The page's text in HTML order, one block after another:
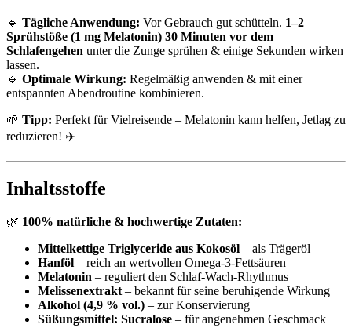
🔹 Tägliche Anwendung: Vor Gebrauch gut schütteln. 1–2
Sprühstöße (1 mg Melatonin) 30 Minuten vor dem
Schlafengehen unter die Zunge sprühen & einige Sekunden wirken
lassen.
🔹 Optimale Wirkung: Regelmäßig anwenden & mit einer
entspannten Abendroutine kombinieren.
🌱 Tipp: Perfekt für Vielreisende – Melatonin kann helfen, Jetlag zu
reduzieren! ✈️
Inhaltsstoffe
🌿 100% natürliche & hochwertige Zutaten:
Mittelkettige Triglyceride aus Kokosöl – als Trägeröl
Hanföl – reich an wertvollen Omega-3-Fettsäuren
Melatonin – reguliert den Schlaf-Wach-Rhythmus
Melissenextrakt – bekannt für seine beruhigende Wirkung
Alkohol (4,9 % vol.) – zur Konservierung
Süßungsmittel: Sucralose – für angenehmen Geschmack